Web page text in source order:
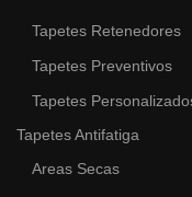
Tapetes Retenedores
Tapetes Preventivos
Tapetes
Tapetes Antifatiga
Areas Secas